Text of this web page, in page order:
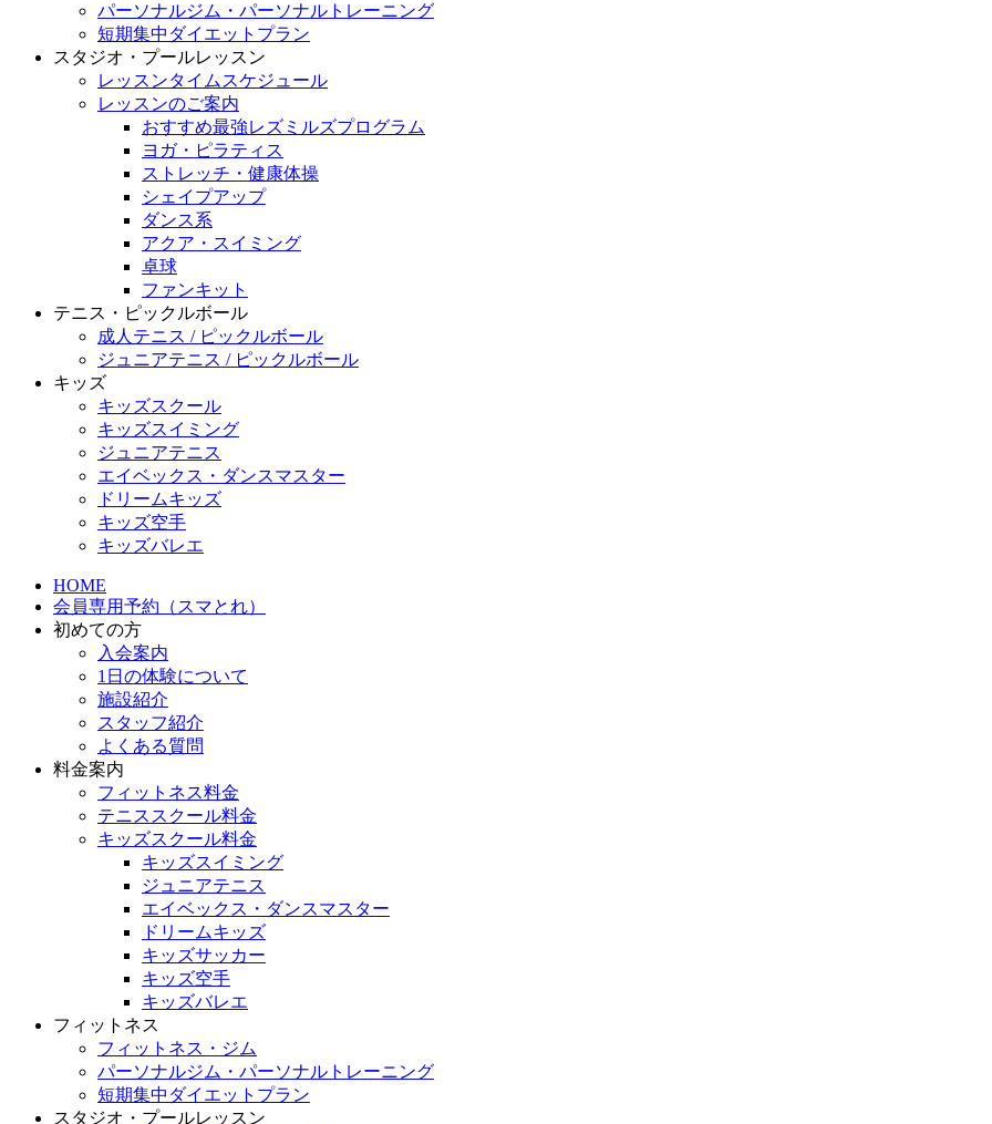
パーソナルジム・パーソナルトレーニング
短期集中ダイエットプラン
スタジオ・プールレッスン
レッスンタイムスケジュール
レッスンのご案内
おすすめ最強レズミルズプログラム
ヨガ・ピラティス
ストレッチ・健康体操
シェイプアップ
ダンス系
アクア・スイミング
卓球
ファンキット
テニス・ピックルボール
成人テニス / ピックルボール
ジュニアテニス / ピックルボール
キッズ
キッズスクール
キッズスイミング
ジュニアテニス
エイベックス・ダンスマスター
ドリームキッズ
キッズ空手
キッズバレエ
HOME
会員専用予約（スマとれ）
初めての方
入会案内
1日の体験について
施設紹介
スタッフ紹介
よくある質問
料金案内
フィットネス料金
テニススクール料金
キッズスクール料金
キッズスイミング
ジュニアテニス
エイベックス・ダンスマスター
ドリームキッズ
キッズサッカー
キッズ空手
キッズバレエ
フィットネス
フィットネス・ジム
パーソナルジム・パーソナルトレーニング
短期集中ダイエットプラン
スタジオ・プールレッスン